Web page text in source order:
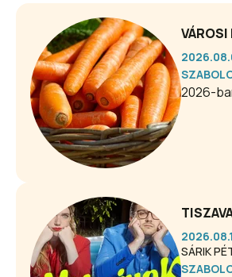
2026-
SÁRIK